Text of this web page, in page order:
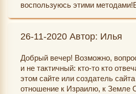
воспользуюсь этими
26-11-2020 Автор: Илья
Добрый вечер! Возможно,
и не тактичный: кто-то кто
этом сайте или создатель
отношение к Израилю, к Земле